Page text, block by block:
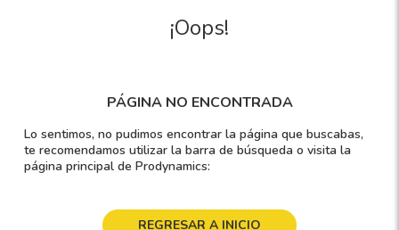
¡Oops!
PÁGINA NO ENCONTRADA
Lo sentimos, no pudimos encontrar la página que buscabas,
te recomendamos utilizar la barra de búsqueda o visita la
página principal de Prodynamics:
REGRESAR A INICIO
2
4.215
5.205
6.